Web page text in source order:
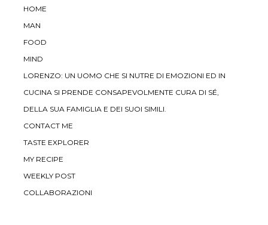
HOME
MAN
FOOD
MIND
LORENZO: UN UOMO CHE SI NUTRE DI EMOZIONI ED IN
CUCINA SI PRENDE CONSAPEVOLMENTE CURA DI SÉ,
DELLA SUA FAMIGLIA E DEI SUOI SIMILI.
CONTACT ME
TASTE EXPLORER
MY RECIPE
WEEKLY POST
COLLABORAZIONI